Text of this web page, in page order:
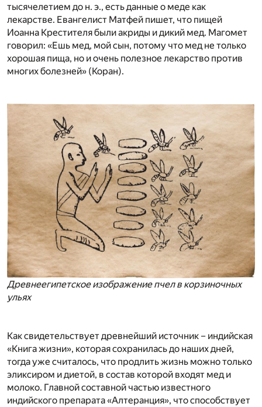
тысячелетием до н. э., есть данные о меде как
лекарстве. Евангелист Матфей пишет, что пищей
Иоанна Крестителя были акриды и дикий мед. Магомет
говорил: «Ешь мед, мой сын, потому что мед не только
хорошая пища, но и очень полезное лекарство против
многих болезней» (Коран).
Древнеегипетское изображение пчел в корзиночных
ульях
Как свидетельствует древнейший источник – индийская
«Книга жизни», которая сохранилась до наших дней,
тогда уже считалось, что продлить жизнь можно только
эликсиром и диетой, в состав которой входят мед и
молоко. Главной составной частью известного
индийского препарата «Алтеранция», что способствует